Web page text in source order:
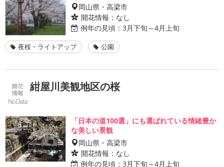
岡山県・高梁市
開花情報： なし
例年の見頃： 3月下旬～4月上旬
夜桜・ライトアップ 公園
紺屋川美観地区の桜
「日本の道100選」にも選ばれている情緒豊か
な美しい景観
岡山県・高梁市
開花情報： なし
例年の見頃： 3月下旬～4月上旬